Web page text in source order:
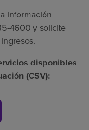
información
4600 y solicite
disponibles
(CSV):